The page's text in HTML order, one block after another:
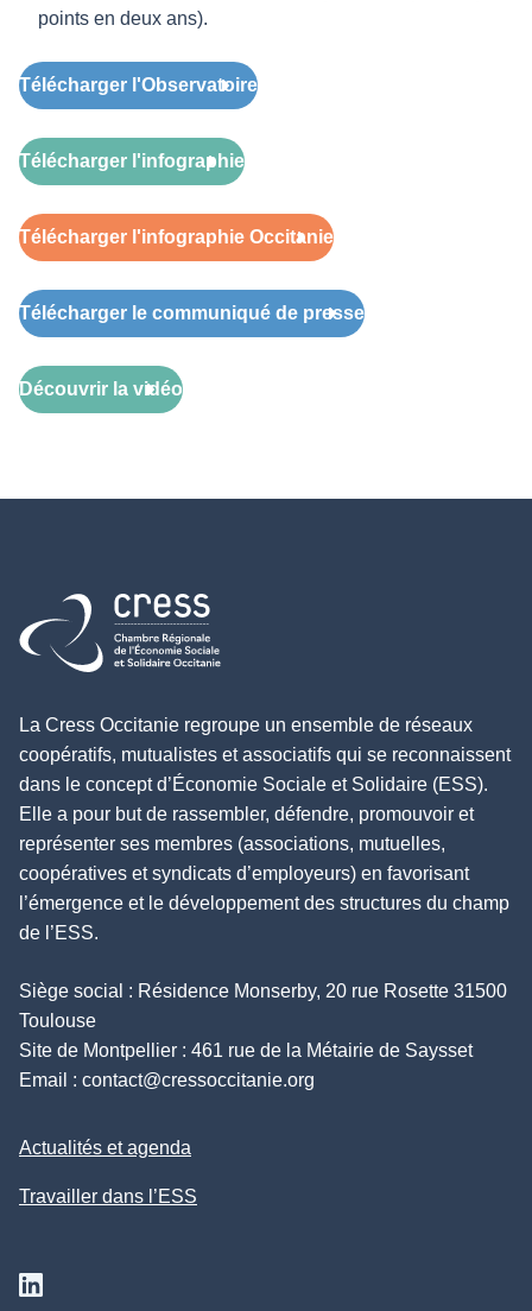
points en deux ans).
Télécharger l'Observatoire
Télécharger l'infographie
Télécharger l'infographie Occitanie
Télécharger le communiqué de presse
Découvrir la vidéo
Retour à l'accueil
La Cress Occitanie regroupe un ensemble de réseaux
coopératifs, mutualistes et associatifs qui se reconnaissent
dans le concept d’Économie Sociale et Solidaire (ESS).
Elle a pour but de rassembler, défendre, promouvoir et
représenter ses membres (associations, mutuelles,
coopératives et syndicats d’employeurs) en favorisant
l’émergence et le développement des structures du champ
de l’ESS.
Siège social : Résidence Monserby, 20 rue Rosette 31500
Toulouse
Site de Montpellier : 461 rue de la Métairie de Saysset
Email : contact@cressoccitanie.org
Actualités et agenda
Travailler dans l’ESS